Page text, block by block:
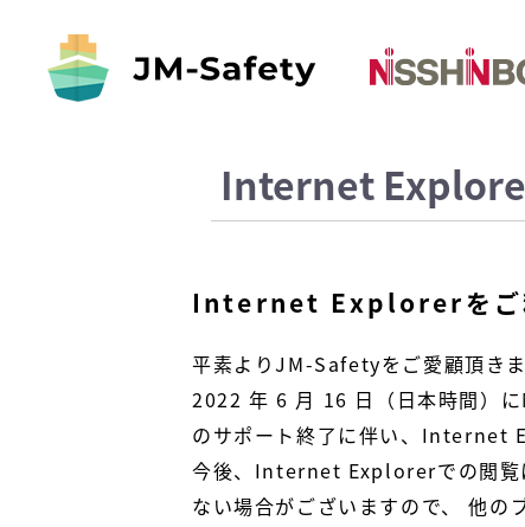
Internet
Internet Explorerをご
平素よりJM-Safetyをご愛顧頂き
2022 年 6 月 16 日（日本時間
のサポート終了に伴い、Internet
今後、Internet Explorerでの閲覧
ない場合がございますので、 他の